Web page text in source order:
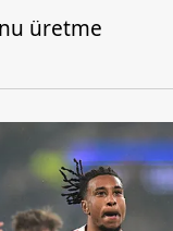
üretme